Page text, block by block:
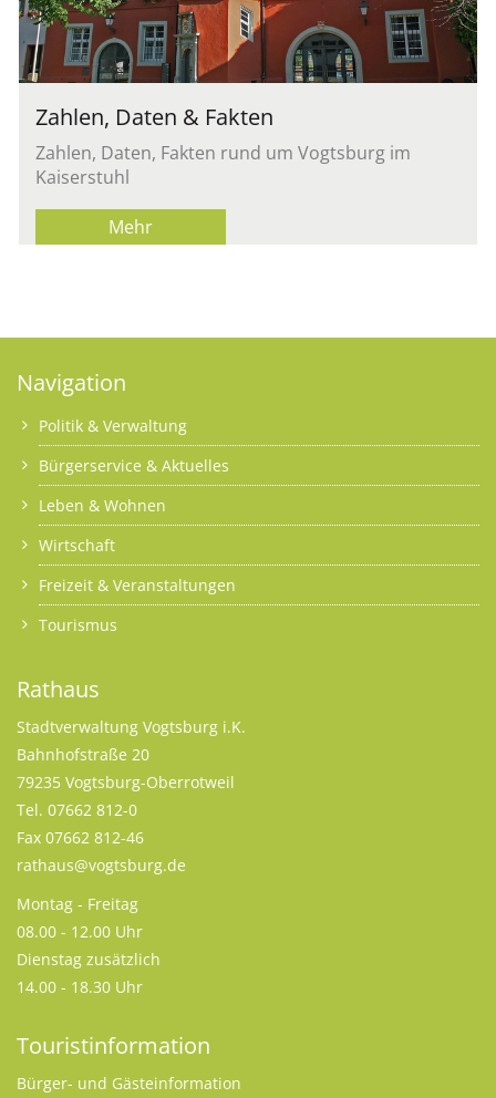
Zahlen, Daten & Fakten
Zahlen, Daten, Fakten rund um Vogtsburg im
Kaiserstuhl
Mehr
Navigation
Politik & Verwaltung
Bürgerservice & Aktuelles
Leben & Wohnen
Wirtschaft
Freizeit & Veranstaltungen
Tourismus
Rathaus
Stadtverwaltung Vogtsburg i.K.
Bahnhofstraße 20
79235 Vogtsburg-Oberrotweil
Tel. 07662 812-0
Fax 07662 812-46
rathaus@vogtsburg.de
Montag - Freitag
08.00 - 12.00 Uhr
Dienstag zusätzlich
14.00 - 18.30 Uhr
Touristinformation
Bürger- und Gästeinformation